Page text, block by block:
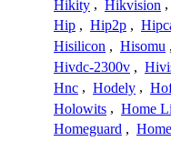
Hikity , Hikvision ,
Hip , Hip2p ,
Hisilicon , Hisomu ,
Hivdc-2300v ,
Hnc , Hodely ,
Holowits , Home
Homeguard ,